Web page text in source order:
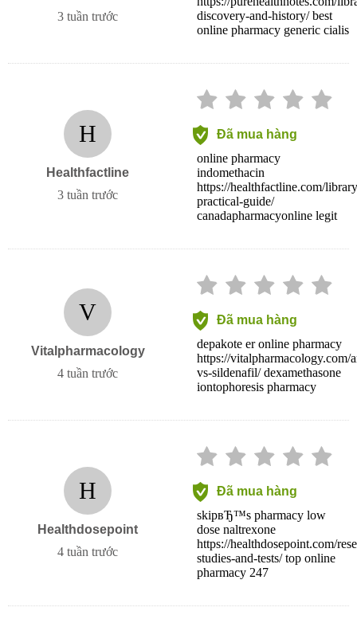
3 tuần trước
discovery-and-history/ best
online pharmacy generic cialis
H
Healthfactline
3 tuần trước
Đã mua hàng
online pharmacy
indomethacin
https://healthfactline.com/
practical-guide/
canadapharmacyonline legit
V
Vitalpharmacology
4 tuần trước
Đã mua hàng
depakote er online pharmacy
https://vitalpharmacology.com/
vs-sildenafil/ dexamethasone
iontophoresis pharmacy
H
Healthdosepoint
4 tuần trước
Đã mua hàng
skipвЂ™s pharmacy low
dose naltrexone
https://healthdosepoint.com/
studies-and-tests/ top online
pharmacy 247